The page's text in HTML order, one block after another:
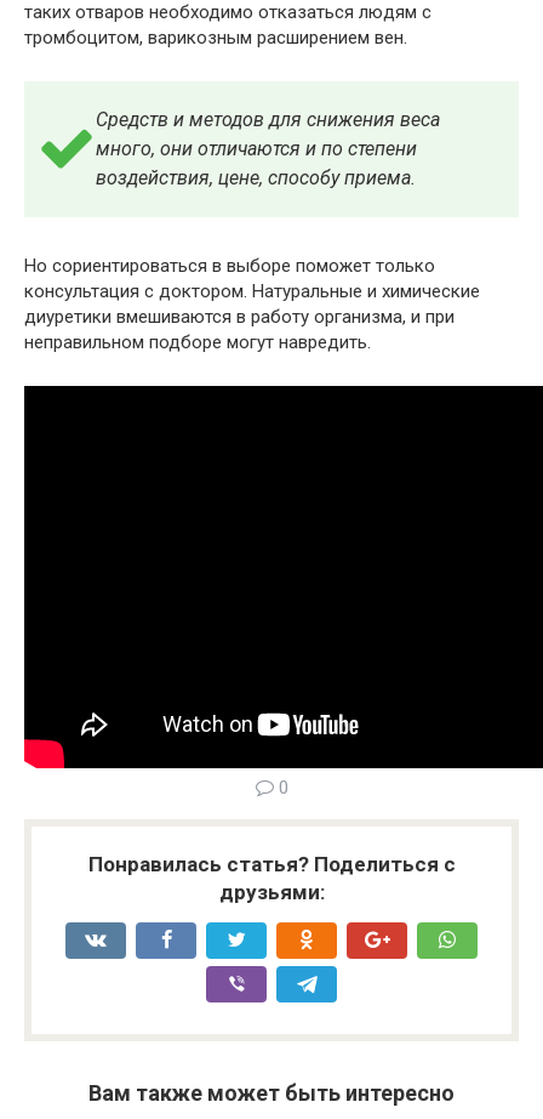
таких отваров необходимо отказаться людям с
тромбоцитом, варикозным расширением вен.
Средств и методов для снижения веса
много, они отличаются и по степени
воздействия, цене, способу приема.
Но сориентироваться в выборе поможет только
консультация с доктором. Натуральные и химические
диуретики вмешиваются в работу организма, и при
неправильном подборе могут навредить.
0
Понравилась статья? Поделиться с
друзьями:
Вам также может быть интересно